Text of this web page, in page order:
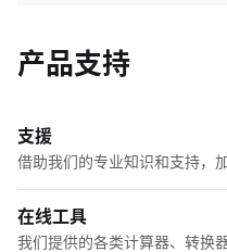
产品支持
支援
借助我们的专业知识和支持，
在线工具
我们提供的各类计算器、转换